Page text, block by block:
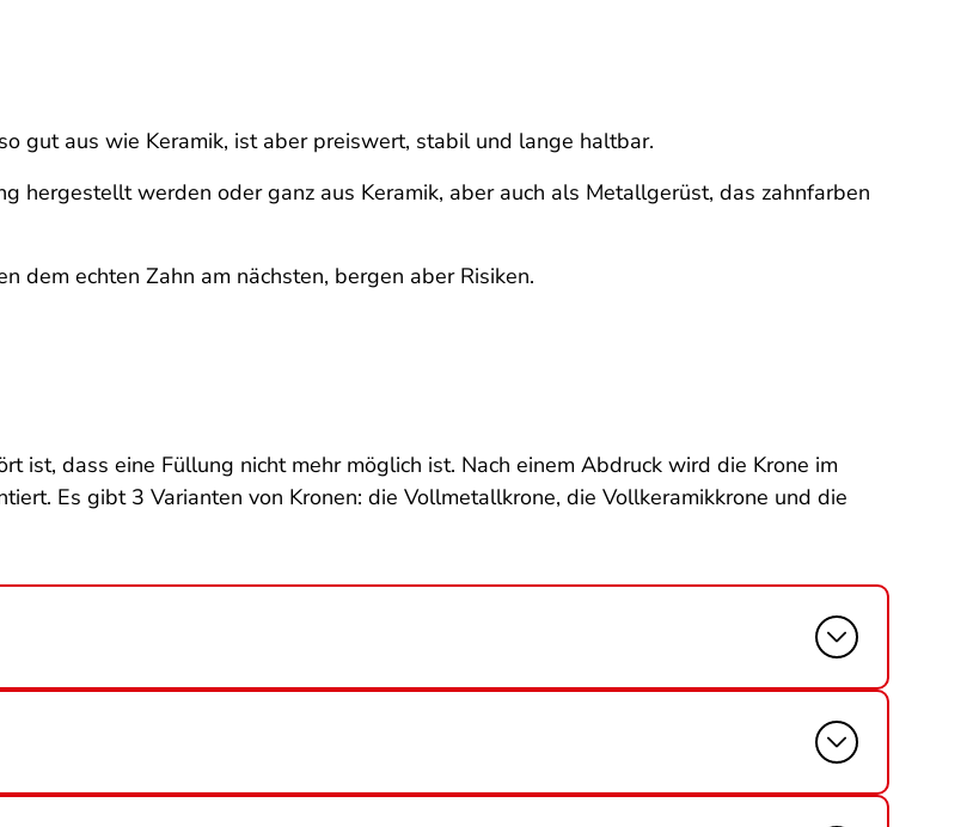
gut aus wie Keramik, ist aber preiswert, stabil und lange haltbar.
hergestellt werden oder ganz aus Keramik, aber auch als Metallgerüst, das zahnfarben
dem echten Zahn am nächsten, bergen aber Risiken.
ist, dass eine Füllung nicht mehr möglich ist. Nach einem Abdruck wird die Krone im
Es gibt 3 Varianten von Kronen: die Vollmetallkrone, die Vollkeramikkrone und die